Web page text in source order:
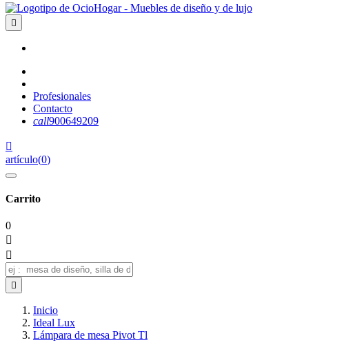

Profesionales
Contacto
call900649209

artículo(0)
Carrito
0



Inicio
Ideal Lux
Lámpara de mesa Pivot Tl